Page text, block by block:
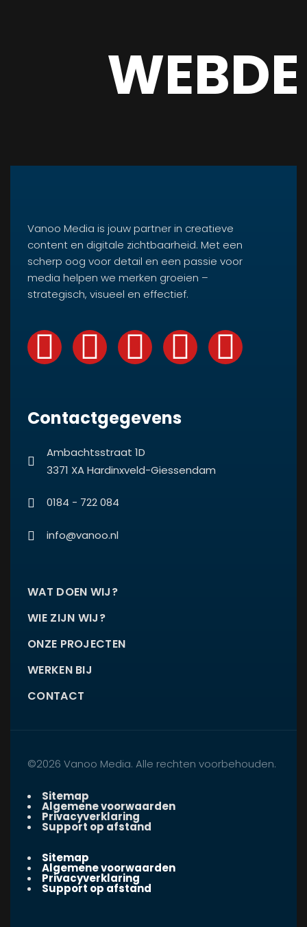
Vanoo Media is jouw partner in creatieve
content en digitale zichtbaarheid. Met een
scherp oog voor detail en een passie voor
media helpen we merken groeien –
strategisch, visueel en effectief.
Contactgegevens
Ambachtsstraat 1D
3371 XA Hardinxveld-Giessendam
0184 - 722 084
info@vanoo.nl
WAT DOEN WIJ?
WIE ZIJN WIJ?
ONZE PROJECTEN
WERKEN BIJ
CONTACT
©2026 Vanoo Media. Alle rechten voorbehouden.
Sitemap
Algemene voorwaarden
Privacyverklaring
Support op afstand
Sitemap
Algemene voorwaarden
Privacyverklaring
Support op afstand